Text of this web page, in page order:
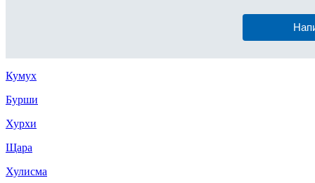
Кумух
Бурши
Хурхи
Щара
Хулисма